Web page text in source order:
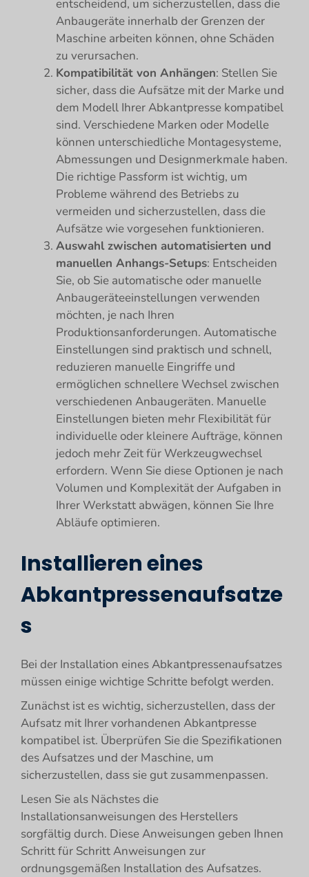
entscheidend, um sicherzustellen, dass die
Anbaugeräte innerhalb der Grenzen der
Maschine arbeiten können, ohne Schäden
zu verursachen.
Kompatibilität von Anhängen: Stellen Sie
sicher, dass die Aufsätze mit der Marke und
dem Modell Ihrer Abkantpresse kompatibel
sind. Verschiedene Marken oder Modelle
können unterschiedliche Montagesysteme,
Abmessungen und Designmerkmale haben.
Die richtige Passform ist wichtig, um
Probleme während des Betriebs zu
vermeiden und sicherzustellen, dass die
Aufsätze wie vorgesehen funktionieren.
Auswahl zwischen automatisierten und
manuellen Anhangs-Setups: Entscheiden
Sie, ob Sie automatische oder manuelle
Anbaugeräteeinstellungen verwenden
möchten, je nach Ihren
Produktionsanforderungen. Automatische
Einstellungen sind praktisch und schnell,
reduzieren manuelle Eingriffe und
ermöglichen schnellere Wechsel zwischen
verschiedenen Anbaugeräten. Manuelle
Einstellungen bieten mehr Flexibilität für
individuelle oder kleinere Aufträge, können
jedoch mehr Zeit für Werkzeugwechsel
erfordern. Wenn Sie diese Optionen je nach
Volumen und Komplexität der Aufgaben in
Ihrer Werkstatt abwägen, können Sie Ihre
Abläufe optimieren.
Installieren eines
Abkantpressenaufsatze
s
Bei der Installation eines Abkantpressenaufsatzes
müssen einige wichtige Schritte befolgt werden.
Zunächst ist es wichtig, sicherzustellen, dass der
Aufsatz mit Ihrer vorhandenen Abkantpresse
kompatibel ist. Überprüfen Sie die Spezifikationen
des Aufsatzes und der Maschine, um
sicherzustellen, dass sie gut zusammenpassen.
Lesen Sie als Nächstes die
Installationsanweisungen des Herstellers
sorgfältig durch. Diese Anweisungen geben Ihnen
Schritt für Schritt Anweisungen zur
ordnungsgemäßen Installation des Aufsatzes.